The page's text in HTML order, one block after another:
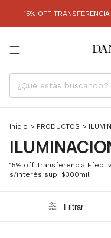
EFECTIVO -
Inicio > PRODUCTOS >
15% off Transferencia
s/interés sup. $300mil
Filtrar